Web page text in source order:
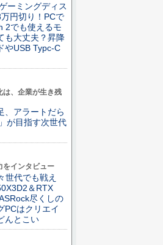
ーミングディス
円切り！PCで
2でも使えるモ
も大丈夫？昇降
やUSB Typc-C
は、企業が生き残
、アラートだら
が目指す次世代
をインタビュー
世代でも戦え
＆RTX
尽くしの
PCはクリエイ
んとこい